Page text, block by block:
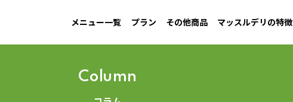
メニュー一覧 プラン その他商品 マッスルデリの特徴
新商品
Column